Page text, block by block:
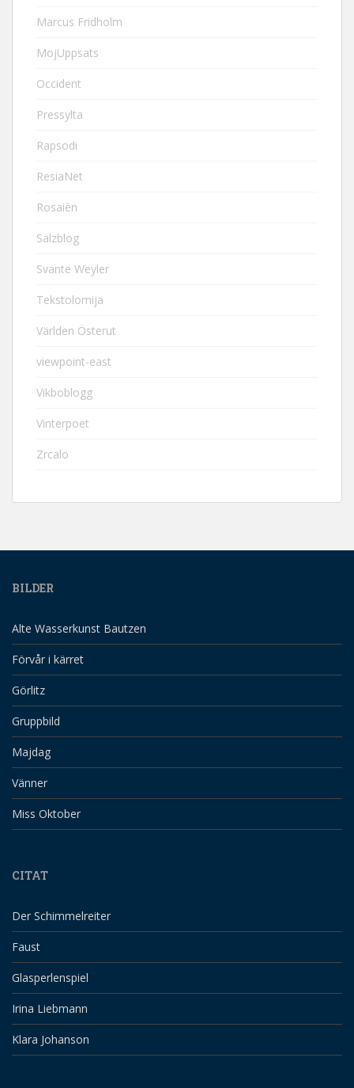
Marcus Fridholm
MojUppsats
Occident
Pressylta
Rapsodi
ResiaNet
Rosaièn
Salzblog
Svante Weyler
Tekstolomija
Världen Österut
viewpoint-east
Vikboblogg
Vinterpoet
Zrcalo
BILDER
Alte Wasserkunst Bautzen
Förvår i kärret
Görlitz
Gruppbild
Majdag
Vänner
Miss Oktober
CITAT
Der Schimmelreiter
Faust
Glasperlenspiel
Irina Liebmann
Klara Johanson